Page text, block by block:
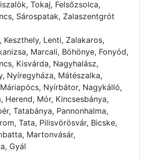
Tokaj, Felsőzsolca,
Sárospatak, Zalaszentgrót
Keszthely, Lenti, Zalakaros,
Marcali, Böhönye, Fonyód,
Kisvárda, Nagyhalász,
Nyíregyháza, Mátészalka,
Nyírbátor, Nagykálló,
Herend, Mór, Kincsesbánya,
Tatabánya, Pannonhalma,
Tata, Pilisvörösvár, Bicske,
Martonvásár,
Gyál